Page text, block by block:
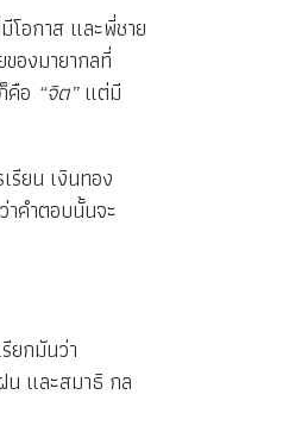
โอกาส และพี่ชาย
องมายากลที่
คือ “จิต”แต่มี
รียน เงินทอง
คำตอบนั้นจะ
ยกมันว่า
น และสมาธิ กล